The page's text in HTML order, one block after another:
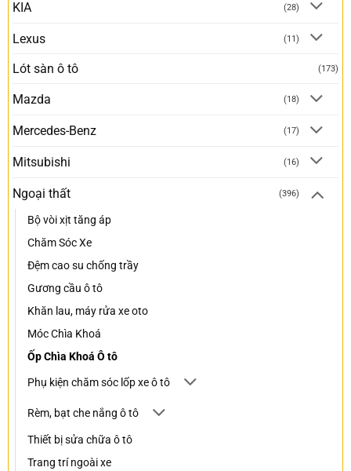
KIA (28)
Lexus (11)
Lót sàn ô tô (173)
Mazda (18)
Mercedes-Benz (17)
Mitsubishi (16)
Ngoại thất (396)
Bộ vòi xịt tăng áp
Chăm Sóc Xe
Đệm cao su chống trầy
Gương cầu ô tô
Khăn lau, máy rửa xe oto
Móc Chìa Khoá
Ốp Chìa Khoá Ô tô
Phụ kiện chăm sóc lốp xe ô tô
Rèm, bạt che nắng ô tô
Thiết bị sửa chữa ô tô
Trang trí ngoài xe